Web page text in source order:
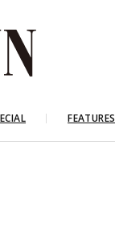
FEATURES